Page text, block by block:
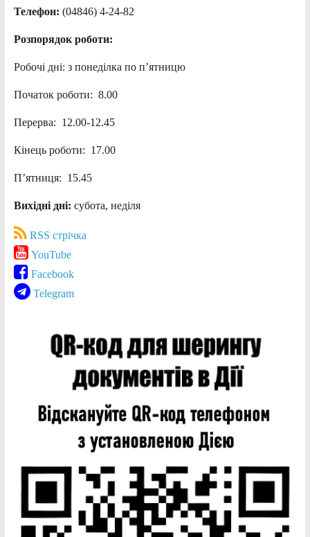
Телефон: (04846) 4-24-82
Розпорядок роботи:
Робочі дні: з понеділка по п’ятницю
Початок роботи: 8.00
Перерва: 12.00-12.45
Кінець роботи: 17.00
П’ятниця: 15.45
Вихідні дні: субота, неділя
RSS стрічка
YouTube
Facebook
Telegram